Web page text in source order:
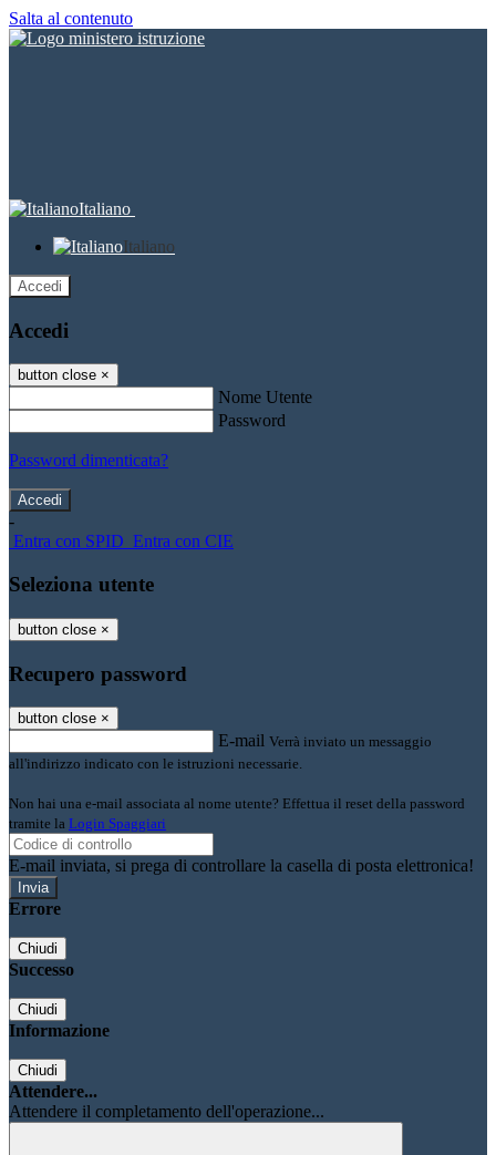
Salta al contenuto
Italiano
Italiano
Accedi
Accedi
button close ×
Nome Utente
Password
Password dimenticata?
-
Entra con SPID Entra con CIE
Seleziona utente
button close ×
Recupero password
button close ×
E-mail Verrà inviato un messaggio
all'indirizzo indicato con le istruzioni necessarie.
Non hai una e-mail associata al nome utente? Effettua il reset della password
tramite la Login Spaggiari
E-mail inviata, si prega di controllare la casella di posta elettronica!
Errore
Chiudi
Successo
Chiudi
Informazione
Chiudi
Attendere...
Attendere il completamento dell'operazione...